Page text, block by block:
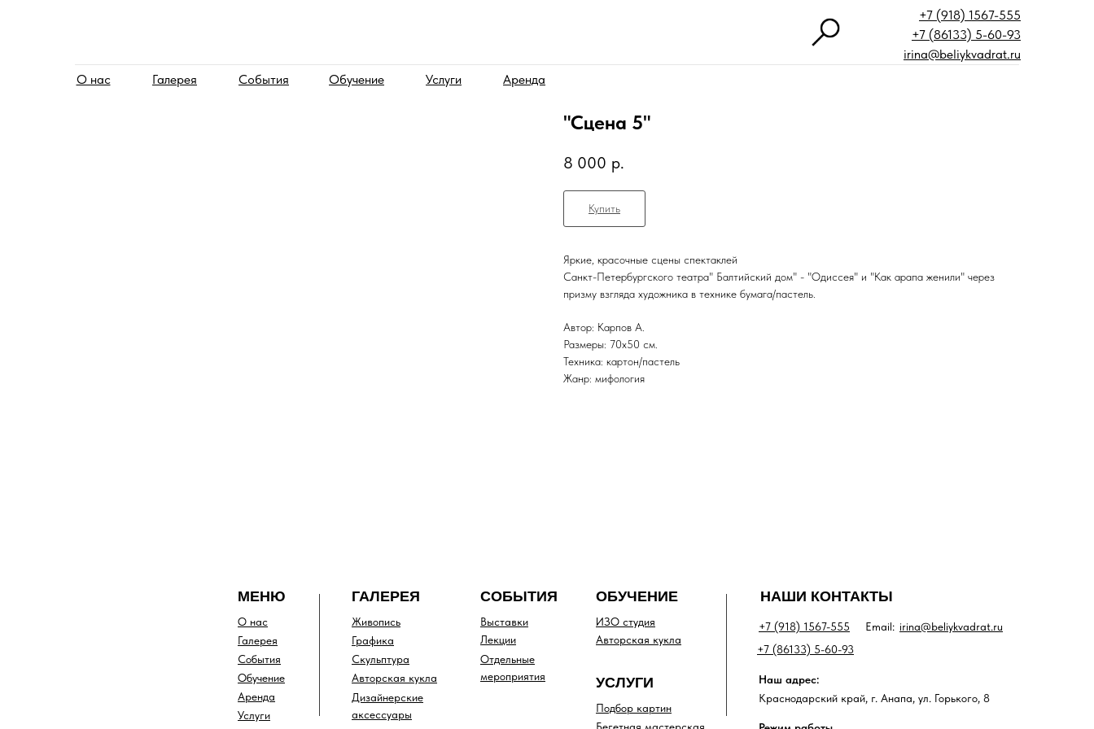
О нас События
Галерея Обучение
+7 (918) 1567-555
Услуги Аренда
+7 (86133) 5-60-93
irina@beliykvadrat.ru
"Сцена 5"
8 000 р.
Купить
Яркие, красочные сцены спектаклей
Санкт-Петербургского театра" Балтийский дом" - "Одиссея" и "Как арапа женили" через
призму взгляда художника в технике бумага/пастель.
Автор: Карпов А.
Размеры: 70х50 см.
Техника: картон/пастель
Жанр: мифология
СОБЫТИЯ
УСЛУГИ
ОБУЧЕНИЕ
МЕНЮ
О нас
Галерея
События
Обучение
Аренда
Услуги
ГАЛЕРЕЯ
Живопись
Графика
Скульптура
Авторская кукла
Выставки
Лекции
Отдельные
мероприятия
ИЗО студия
Авторская кукла
Подбор картин
НАШИ КОНТАКТЫ
+7 (918) 1567-555
+7 (86133) 5-60-93
Наш адрес:
Краснодарский край, г. Анапа, ул. Горького, 8
irina@beliykvadrat.ru
Дизайнерские
аксессуары
Email: